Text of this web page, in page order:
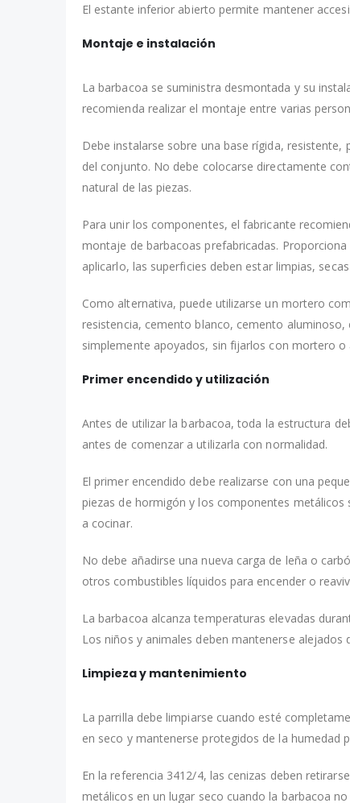
El estante inferior abierto permite mantener
Montaje e instalación
La barbacoa se suministra desmontada y su
recomienda realizar el montaje entre varias
Debe instalarse sobre una base rígida,
del conjunto. No debe colocarse directamente
natural de las piezas.
Para unir los componentes, el fabricante
montaje de barbacoas prefabricadas.
aplicarlo, las superficies deben estar limpias,
Como alternativa, puede utilizarse un mortero
resistencia, cemento blanco, cemento
simplemente apoyados, sin fijarlos con mortero o
Primer encendido y utilización
Antes de utilizar la barbacoa, toda la estructura
antes de comenzar a utilizarla con normalidad.
El primer encendido debe realizarse con una
piezas de hormigón y los componentes
a cocinar.
No debe añadirse una nueva carga de leña o
otros combustibles líquidos para encender o
La barbacoa alcanza temperaturas elevadas
Los niños y animales deben mantenerse alejados
Limpieza y mantenimiento
La parrilla debe limpiarse cuando esté
en seco y mantenerse protegidos de la humedad
En la referencia 3412/4, las cenizas deben
metálicos en un lugar seco cuando la barbacoa